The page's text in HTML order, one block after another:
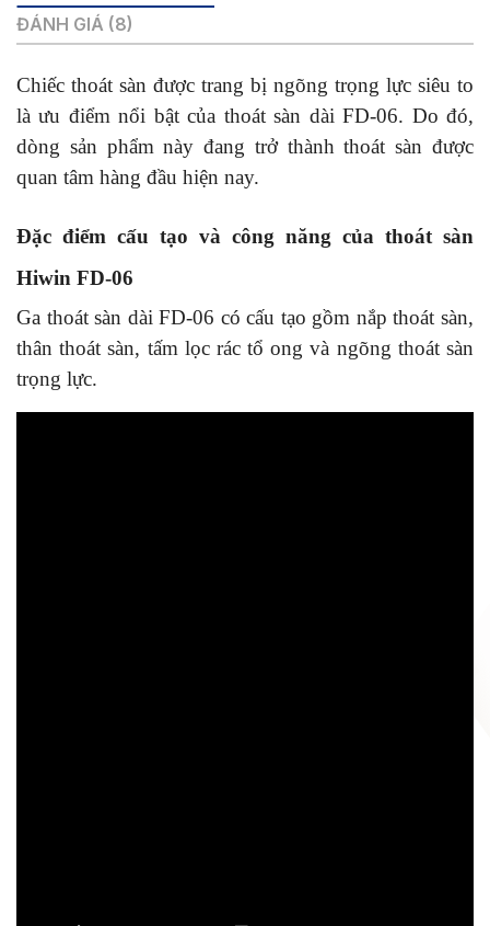
ĐÁNH GIÁ (8)
Chiếc thoát sàn được trang bị ngõng trọng lực siêu to
là ưu điểm nổi bật của thoát sàn dài FD-06. Do đó,
dòng sản phẩm này đang trở thành thoát sàn được
quan tâm hàng đầu hiện nay.
Đặc điểm cấu tạo và công năng của thoát sàn
Hiwin FD-06
Ga thoát sàn dài FD-06 có cấu tạo gồm nắp thoát sàn,
thân thoát sàn, tấm lọc rác tổ ong và ngõng thoát sàn
trọng lực.